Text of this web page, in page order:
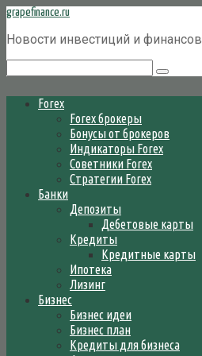
Перейти
контенту
grapefinance.ru
Новости инвестиций и финансов
Forex
Forex брокеры
Бонусы от брокеров
Индикаторы Forex
Советники Forex
Стратегии Forex
Банки
Депозиты
Дебетовые карты
Кредиты
Кредитные карты
Ипотека
Лизинг
Бизнес
Бизнес идеи
Бизнес план
Кредиты для бизнеса